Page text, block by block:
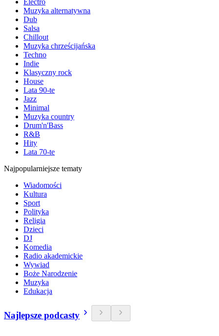
Electro
Muzyka alternatywna
Dub
Salsa
Chillout
Muzyka chrześcijańska
Techno
Indie
Klasyczny rock
House
Lata 90-te
Jazz
Minimal
Muzyka country
Drum'n'Bass
R&B
Hity
Lata 70-te
Najpopularniejsze tematy
Wiadomości
Kultura
Sport
Polityka
Religia
Dzieci
DJ
Komedia
Radio akademickie
Wywiad
Boże Narodzenie
Muzyka
Edukacja
Najlepsze podcasty